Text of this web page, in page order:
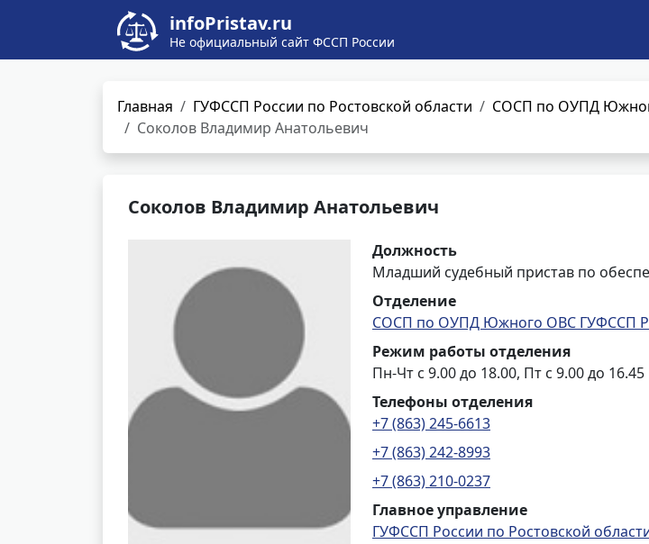
infoPristav.ru
Не официальный сайт ФССП России
Главная ГУФССП России по Ростовской области
СОСП по ОУПД
Соколов Владимир Анатольевич
Соколов Владимир Анатольевич
Должность
Младший судебный пристав по
Отделение
СОСП по ОУПД Южного ОВС ГУФССП
Режим работы отделения
Пн-Чт с 9.00 до 18.00, Пт с 9.00 до 16.45
Телефоны отделения
+7 (863) 245-6613
+7 (863) 242-8993
+7 (863) 210-0237
Главное управление
ГУФССП России по Ростовской